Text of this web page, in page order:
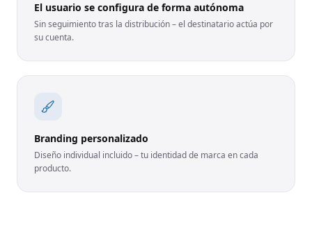
El usuario se configura de forma autónoma
Sin seguimiento tras la distribución – el destinatario actúa por
su cuenta.
Branding personalizado
Diseño individual incluido – tu identidad de marca en cada
producto.